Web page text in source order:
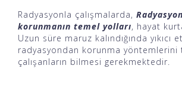
Radyasyonla çalışmalarda,
korunmanın temel yolları, hayat
Uzun süre maruz kalındığında yıkıcı
radyasyondan korunma yöntemlerini
çalışanların bilmesi gerekmektedir.